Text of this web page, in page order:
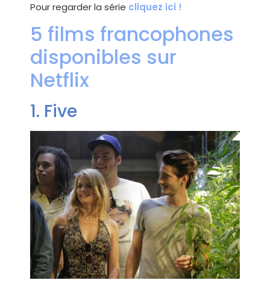
Pour regarder la série cliquez ici !
5 films francophones
disponibles sur
Netflix
1. Five